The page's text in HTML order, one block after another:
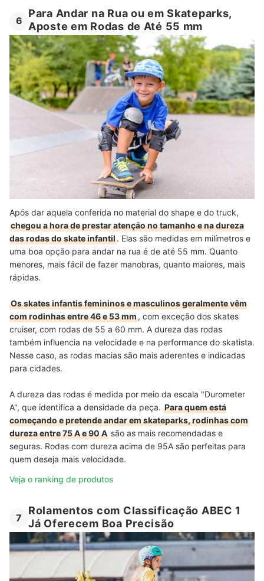
6
Para Andar na Rua ou em Skateparks,
Aposte em Rodas de Até 55 mm
Após dar aquela conferida no material do shape e do truck,
chegou a hora de prestar atenção no tamanho e na dureza
das rodas do skate infantil. Elas são medidas em milímetros e
uma boa opção para andar na rua é de até 55 mm. Quanto
menores, mais fácil de fazer manobras, quanto maiores, mais
rápidas.
Os skates infantis femininos e masculinos geralmente vêm
com rodinhas entre 46 e 53 mm, com exceção dos skates
cruiser, com rodas de 55 a 60 mm. A dureza das rodas
também influencia na velocidade e na performance do skatista.
Nesse caso, as rodas macias são mais aderentes e indicadas
para cidades.
A dureza das rodas é medida por meio da escala "Durometer
A", que identifica a densidade da peça. Para quem está
começando e pretende andar em skateparks, rodinhas com
dureza entre 75 A e 90 A são as mais recomendadas e
seguras. Rodas com dureza acima de 95A são perfeitas para
quem deseja mais velocidade.
Veja o ranking de produtos
7
Rolamentos com Classificação ABEC 1
Já Oferecem Boa Precisão